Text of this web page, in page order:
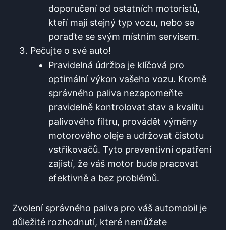
doporučení od ostatních motoristů,
kteří mají stejný typ vozu, nebo se​
poraďte se svým místním servisem.
Pečujte o své auto!
Pravidelná údržba je klíčová pro
optimální výkon vašeho vozu. Kromě
správného paliva nezapomeňte
pravidelně kontrolovat stav a kvalitu
palivového filtru, provádět výměny
motorového oleje ⁤a ‌udržovat čistotu
vstřikovačů.​ Tyto preventivní opatření
zajistí, že váš motor ‍bude pracovat
efektivně a bez problémů.
Zvolení správného paliva pro váš automobil ⁢je
důležité rozhodnutí, které nemůžete